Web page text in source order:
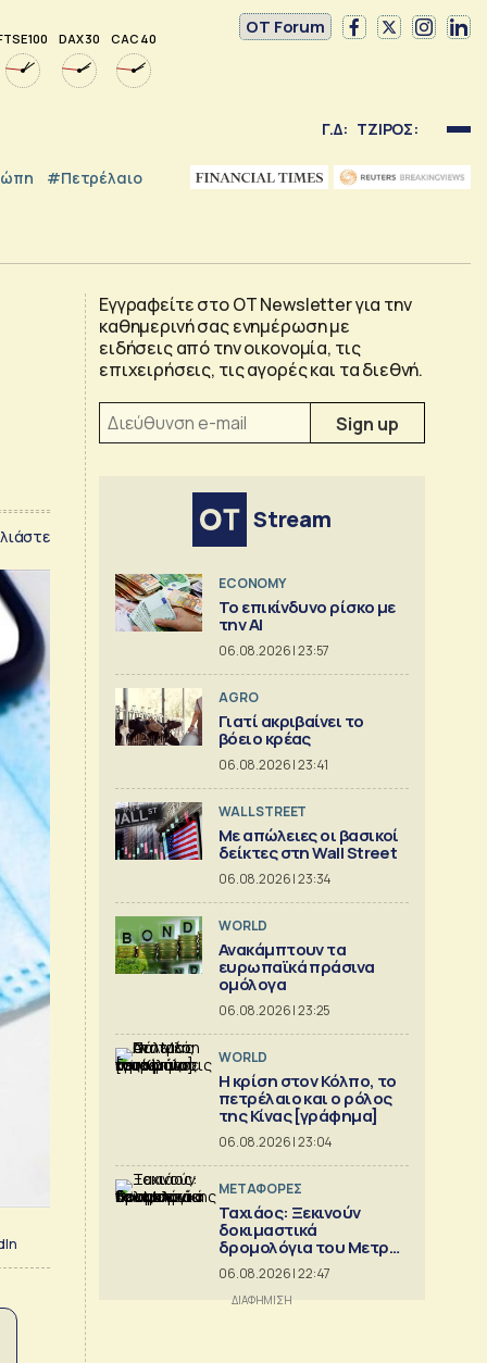
100 DAX 30 CAC 40
OT Forum
Γ.Δ: ΤΖΙΡΟΣ:
#Πετρέλαιο
Εγγραφείτε στο OT Newsletter για την
καθημερινή σας ενημέρωση με
ειδήσεις από την οικονομία, τις
επιχειρήσεις, τις αγορές και τα διεθνή.
Stream
ECONOMY
Το επικίνδυνο ρίσκο με
την ΑΙ
06.08.2026 | 23:57
AGRO
Γιατί ακριβαίνει το
βόειο κρέας
06.08.2026 | 23:41
WALL STREET
Με απώλειες οι βασικοί
δείκτες στη Wall Street
06.08.2026 | 23:34
WORLD
Ανακάμπτουν τα
ευρωπαϊκά πράσινα
ομόλογα
06.08.2026 | 23:25
WORLD
Η κρίση στoν Κόλπο, το
πετρέλαιο και ο ρόλος
της Κίνας [γράφημα]
06.08.2026 | 23:04
ΜΕΤΑΦΟΡΕΣ
Ταχιάος: Ξεκινούν
δοκιμαστικά
δρομολόγια του Μετρό
Θεσσαλονίκης προς
Καλαμαριά
06.08.2026 | 22:47